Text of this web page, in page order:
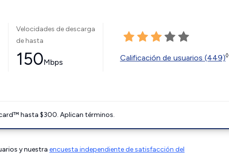
Velocidades de descarga
de hasta
150Mbps Calificación de usuarios (449)◊
hasta $300. Aplican términos.
y nuestra encuesta independiente de satisfacción del